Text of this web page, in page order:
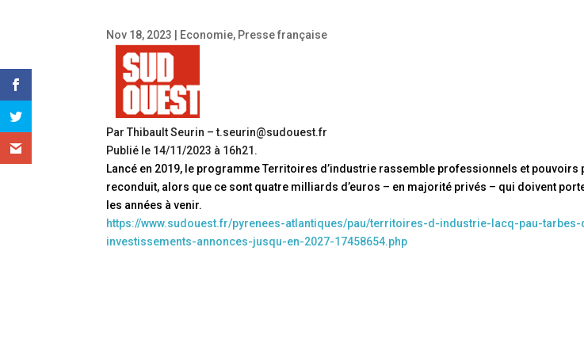
Nov 18, 2023 Economie, Presse française
Par Thibault Seurin – t.seurin@sudouest.fr
Publié le 14/11/2023 à 16h21.
Lancé en 2019, le programme Territoires d’industrie rassemble professionnels et pouvoirs
reconduit, alors que ce sont quatre milliards d’euros – en majorité privés – qui doivent
les années à venir.
https://www.sudouest.fr/pyrenees-atlantiques/pau/territoires-d-industrie-lacq-pau-
investissements-annonces-jusqu-en-2027-17458654.php